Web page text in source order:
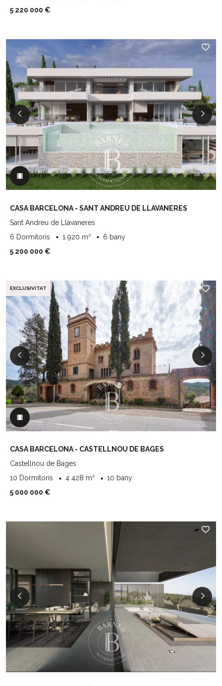
5 220 000 €
CASA BARCELONA - SANT ANDREU DE LLAVANERES
Sant Andreu de Llavaneres
6 Dormitoris
1 920 m²
6 bany
5 200 000 €
EXCLUSIVITAT
CASA BARCELONA - CASTELLNOU DE BAGES
Castellnou de Bages
10 Dormitoris
4 428 m²
10 bany
5 000 000 €